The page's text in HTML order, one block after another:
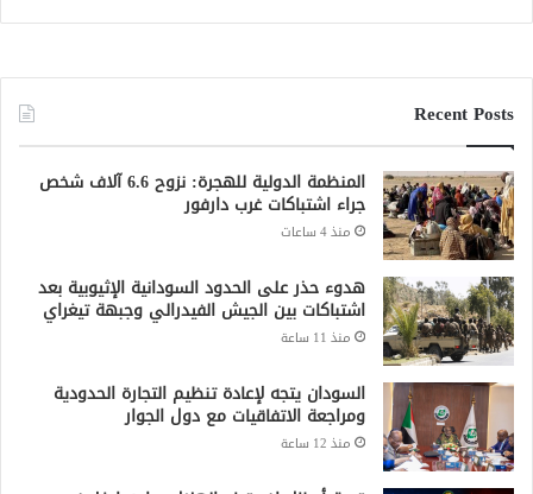
Recent Posts
المنظمة الدولية للهجرة: نزوح 6.6 آلاف شخص
جراء اشتباكات غرب دارفور
منذ 4 ساعات
هدوء حذر على الحدود السودانية الإثيوبية بعد
اشتباكات بين الجيش الفيدرالي وجبهة تيغراي
منذ 11 ساعة
السودان يتجه لإعادة تنظيم التجارة الحدودية
ومراجعة الاتفاقيات مع دول الجوار
منذ 12 ساعة